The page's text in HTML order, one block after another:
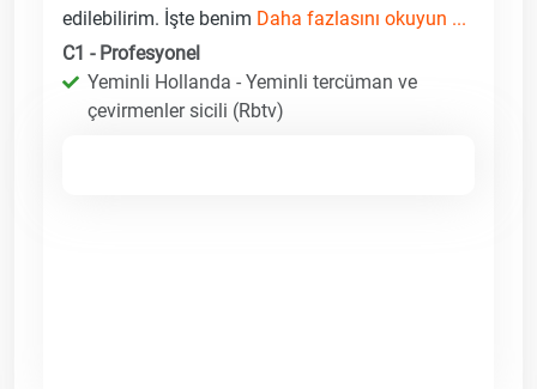
edilebilirim. İşte benim Daha fazlasını okuyun ...
C1 - Profesyonel
Yeminli Hollanda - Yeminli tercüman ve
çevirmenler sicili (Rbtv)